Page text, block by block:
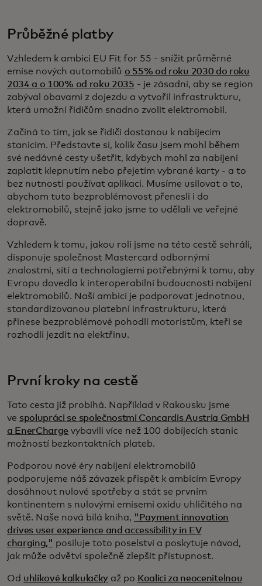
Průběžné platby
Vzhledem k ambici EU Fit for 55 - snížit průměrné
emise nových automobilů o 55% od roku 2030 do roku
2034 a o 100% od roku 2035 - je zásadní, aby se region
zabýval obavami z dojezdu a vytvořil infrastrukturu,
která umožní řidičům snadno zvolit elektromobil.
Začíná to tím, jak se řidiči dostanou k nabíjecím
stanicím. Představte si, kolik času jsem mohl během
své nedávné cesty ušetřit, kdybych mohl za nabíjení
zaplatit klepnutím nebo přejetím vybrané karty - a to
bez nutnosti používat aplikaci. Musíme usilovat o to,
abychom tuto bezproblémovost přenesli i do
elektromobilů, stejně jako jsme to udělali ve veřejné
dopravě.
Vzhledem k tomu, jakou roli jsme na této cestě sehráli,
disponuje společnost Mastercard odbornými
znalostmi, sítí a technologiemi potřebnými k tomu, aby
Evropu dovedla k interoperabilní budoucnosti nabíjení
elektromobilů. Naší ambicí je podporovat jednotnou,
standardizovanou platební infrastrukturu, která
přinese bezproblémové pohodlí motoristům, kteří se
rozhodli jezdit na elektřinu.
První kroky na cestě
Tato cesta již probíhá. Například v Rakousku jsme
ve spolupráci se společnostmi Concardis Austria GmbH
a EnerCharge vybavili více než 100 dobíjecích stanic
možností bezkontaktních plateb.
Podporou nové éry nabíjení elektromobilů
podporujeme náš závazek přispět k ambicím Evropy
dosáhnout nulové spotřeby a stát se prvním
kontinentem s nulovými emisemi oxidu uhličitého na
světě. Naše nová bílá kniha, "Payment innovation
drives user experience and accessibility in EV
charging," posiluje toto poselství a poskytuje návod,
jak může odvětví společně zlepšit přístupnost.
Od uhlíkové kalkulačkyaž po Koalici za neocenitelnou